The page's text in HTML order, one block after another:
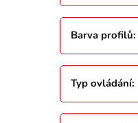
Barva profilů:
Typ ovládání: